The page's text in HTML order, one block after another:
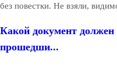
без повестки. Не взяли,
Какой документ
прошедши...
консультация